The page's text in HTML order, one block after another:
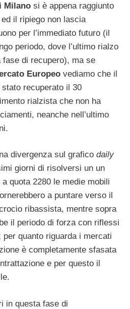
Milano si è appena raggiunto
il ripiego non lascia
per l’immediato futuro (il
periodo, dove l’ultimo rialzo
di recupero), ma se
Europeo vediamo che il
recuperato il 30
rialzista che non ha
neanche nell’ultimo
divergenza sul grafico daily
giorni di risolversi un un
quota 2280 le medie mobili
a puntare verso il
ribassista, mentre sopra
il periodo di forza con riflessi
quanto riguarda i mercati
è completamente sfasata
e per questo il
in questa fase di